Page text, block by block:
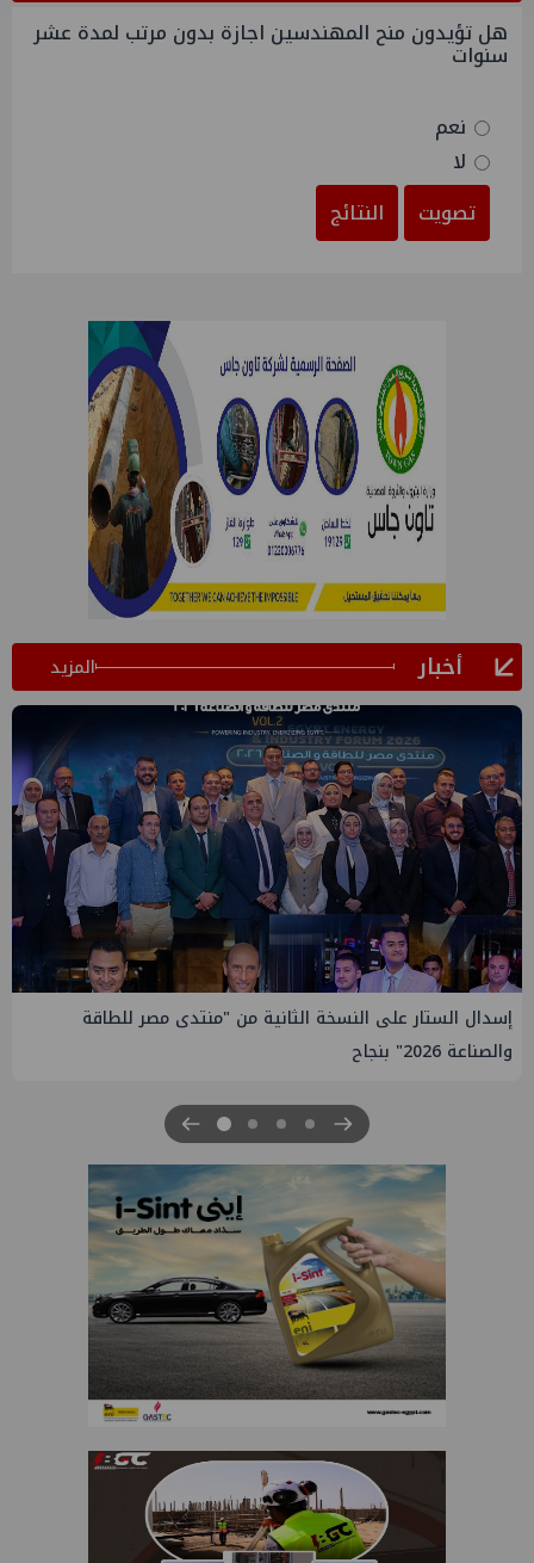
هل تؤيدون منح المهندسين اجازة بدون مرتب لمدة عشر
سنوات
نعم
لا
تصويت
النتائج
أخبار المزيد
"منتدى مصر للطاقة إيني تعين مديراً جديد لها في مصر